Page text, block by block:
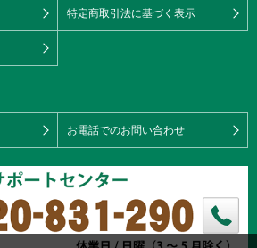
特定商取引法に基づく表示
お電話でのお問い合わせ